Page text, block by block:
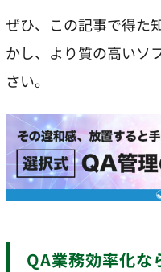
ぜひ、この記事で得た
かし、より質の高いソ
さい。
QA業務効率化